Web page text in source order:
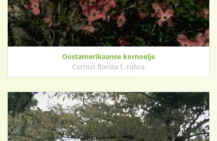
Oostamerikaanse kornoelje
Cornus florida f. rubra